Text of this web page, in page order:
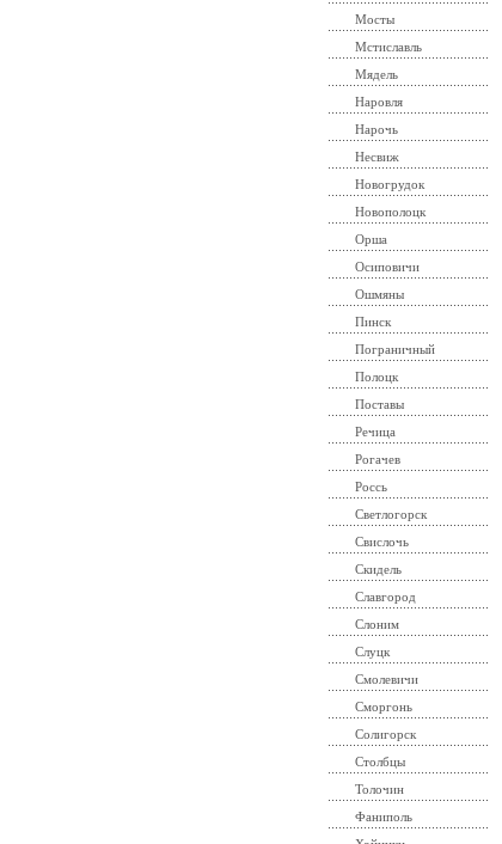
Мосты
Мстиславль
Мядель
Наровля
Нарочь
Несвиж
Новогрудок
Новополоцк
Орша
Осиповичи
Ошмяны
Пинск
Пограничный
Полоцк
Поставы
Речица
Рогачев
Россь
Светлогорск
Свислочь
Скидель
Славгород
Слоним
Слуцк
Смолевичи
Сморгонь
Солигорск
Столбцы
Толочин
Фаниполь